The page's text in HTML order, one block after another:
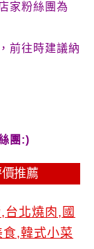
家粉絲團為
前往時建議納
團:)
推薦